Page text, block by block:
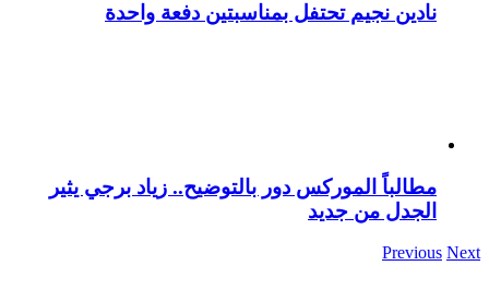
نادين نجيم تحتفل بمناسبتين دفعة واحدة
مطالباً الموركس دور بالتوضيح.. زياد برجي يثير
الجدل من جديد
Previous Next